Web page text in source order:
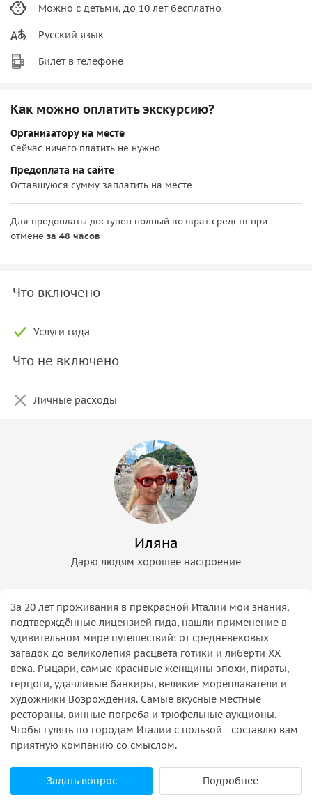
Можно с детьми, до 10 лет бесплатно
Русский язык
Билет в телефоне
Как можно оплатить экскурсию?
Организатору на месте
Сейчас ничего платить не нужно
Предоплата на сайте
Оставшуюся сумму заплатить на месте
Для предоплаты доступен полный возврат средств при
отмене за 48 часов
Что включено
Услуги гида
Что не включено
Личные расходы
Иляна
Дарю людям хорошее настроение
За 20 лет проживания в прекрасной Италии мои знания,
подтверждённые лицензией гида, нашли применение в
удивительном мире путешествий: от средневековых
загадок до великолепия расцвета готики и либерти ХХ
века. Рыцари, самые красивые женщины эпохи, пираты,
герцоги, удачливые банкиры, великие мореплаватели и
художники Возрождения. Самые вкусные местные
рестораны, винные погреба и трюфельные аукционы.
Чтобы гулять по городам Италии с пользой - составлю вам
приятную компанию со смыслом.
Задать вопрос Подробнее